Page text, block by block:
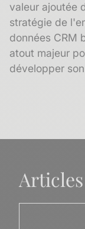
valeur ajoutée
stratégie de
données CRM
atout majeur
développer